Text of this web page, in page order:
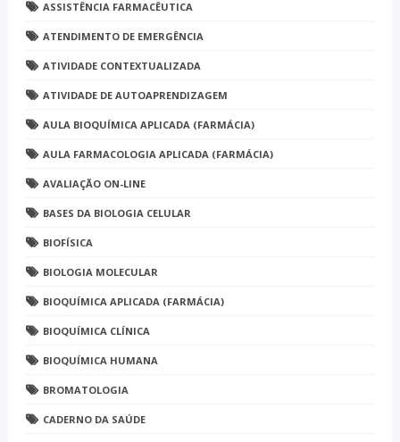
ASSISTÊNCIA FARMACÊUTICA
ATENDIMENTO DE EMERGÊNCIA
ATIVIDADE CONTEXTUALIZADA
ATIVIDADE DE AUTOAPRENDIZAGEM
AULA BIOQUÍMICA APLICADA (FARMÁCIA)
AULA FARMACOLOGIA APLICADA (FARMÁCIA)
AVALIAÇÃO ON-LINE
BASES DA BIOLOGIA CELULAR
BIOFÍSICA
BIOLOGIA MOLECULAR
BIOQUÍMICA APLICADA (FARMÁCIA)
BIOQUÍMICA CLÍNICA
BIOQUÍMICA HUMANA
BROMATOLOGIA
CADERNO DA SAÚDE